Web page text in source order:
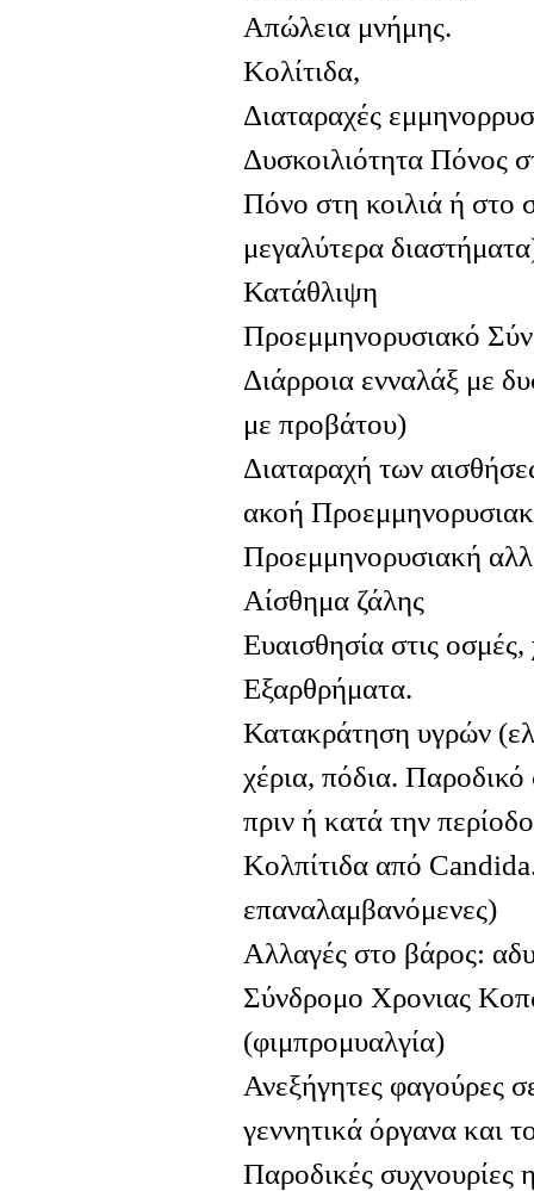
Απώλεια μνήμης.
Κολίτιδα,
Διαταραχές
Δυσκοιλιότητα Πόνος
Πόνο στη κοιλιά ή στο
μεγαλύτερα
Κατάθλιψη
Προεμμηνορυσιακό
Διάρροια ενναλάξ με
με προβάτου)
Διαταραχή των
ακοή
Προεμμηνορυσιακή
Αίσθημα ζάλης
Ευαισθησία στις
Εξαρθρήματα.
Κατακράτηση υγρών
χέρια, πόδια. Παροδικό
πριν ή κατά την
Κολπίτιδα από
επαναλαμβανόμενες)
Αλλαγές στο βάρος:
Σύνδρομο Χρονιας
(φιμπρομυαλγία)
Ανεξήγητες φαγούρες
γεννητικά όργανα και
Παροδικές συχνουρίες